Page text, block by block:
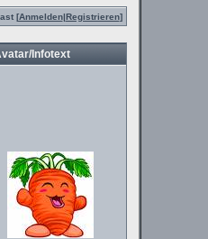
[Anmelden|Registrieren]
Infotext